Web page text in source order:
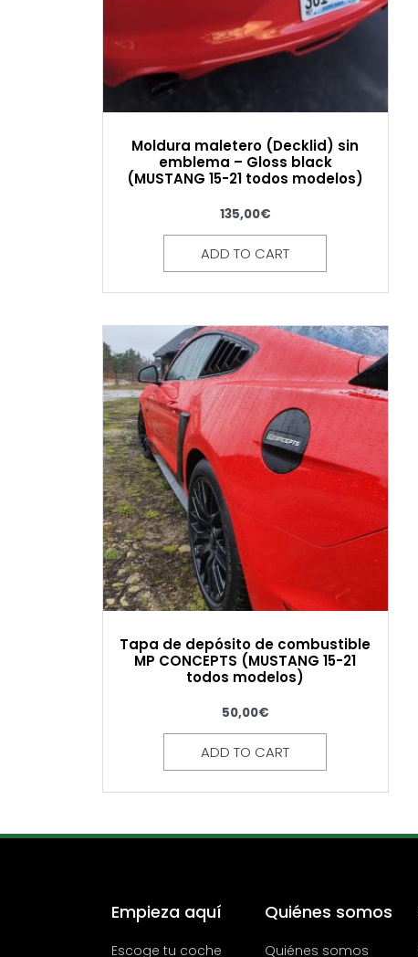
Moldura maletero (Decklid) sin
emblema – Gloss black
(MUSTANG 15-21 todos modelos)
135,00€
ADD TO CART
Tapa de depósito de combustible
MP CONCEPTS (MUSTANG 15-21
todos modelos)
50,00€
ADD TO CART
Empieza aquí
Escoge tu coche
Quiénes somos
Quiénes somos